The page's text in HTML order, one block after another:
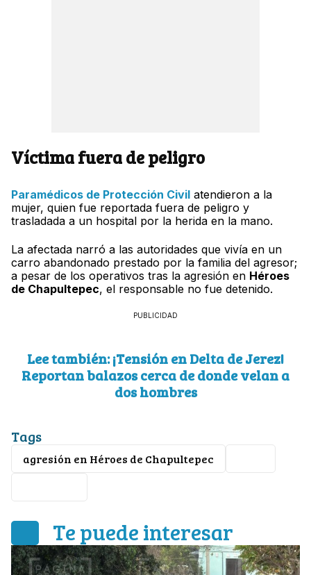
Víctima fuera de peligro
Paramédicos de Protección Civil atendieron a la
mujer, quien fue reportada fuera de peligro y
trasladada a un hospital por la herida en la mano.
La afectada narró a las autoridades que vivía en un
carro abandonado prestado por la familia del agresor;
a pesar de los operativos tras la agresión en Héroes
de Chapultepec, el responsable no fue detenido.
PUBLICIDAD
Lee también: ¡Tensión en Delta de Jerez!
Reportan balazos cerca de donde velan a
dos hombres
Tags
agresión en Héroes de Chapultepec
Te puede interesar